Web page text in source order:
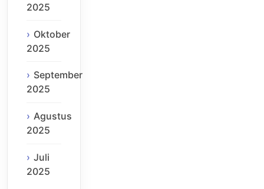
2025
Oktober
2025
September
2025
Agustus
2025
Juli
2025